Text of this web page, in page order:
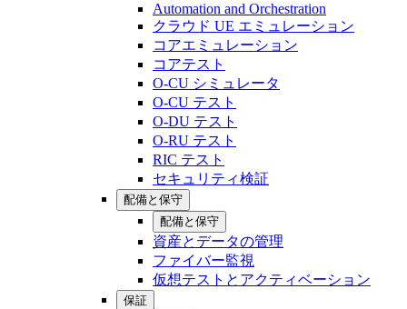
Automation and Orchestration
クラウド UE エミュレーション
コアエミュレーション
コアテスト
O-CU シミュレータ
O-CU テスト
O-DU テスト
O-RU テスト
RIC テスト
セキュリティ検証
配備と保守
配備と保守
資産とデータの管理
ファイバー監視
仮想テストとアクティベーション
保証